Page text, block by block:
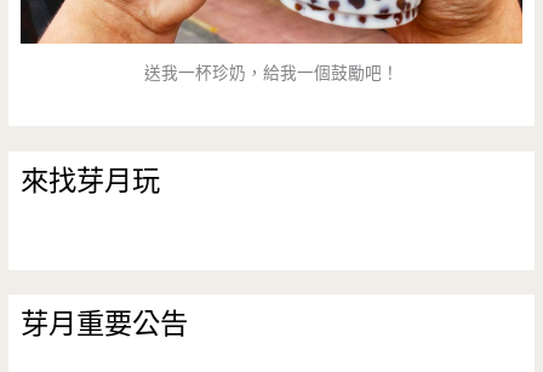
送我一杯珍奶，給我一個鼓勵吧！
來找芽月玩
芽月重要公告